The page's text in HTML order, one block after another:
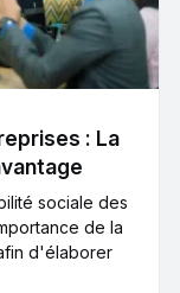
: La
sociale des
de la
d'élaborer